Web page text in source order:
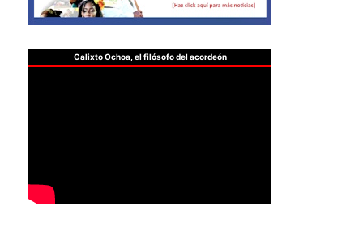
Calixto Ochoa, el filósofo del acordeón